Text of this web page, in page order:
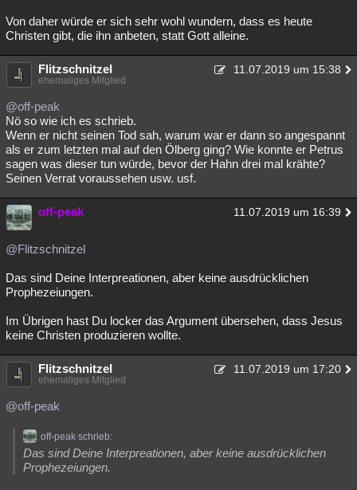
Von daher würde er sich sehr wohl wundern, dass es heute
Christen gibt, die ihn anbeten, statt Gott alleine.
Flitzschnitzel 11.07.2019 um 15:38
ehemaliges Mitglied
@off-peak
Nö so wie ich es schrieb.
Wenn er nicht seinen Tod sah, warum war er dann so angespannt
als er zum letzten mal auf den Ölberg ging? Wie konnte er Petrus
sagen was dieser tun würde, bevor der Hahn drei mal krähte?
Seinen Verrat voraussehen usw. usf.
off-peak 11.07.2019 um 16:39
@Flitzschnitzel
Das sind Deine Interpreationen, aber keine ausdrücklichen
Prophezeiungen.
Im Übrigen hast Du locker das Argument übersehen, dass Jesus
keine Christen produzieren wollte.
Flitzschnitzel 11.07.2019 um 17:20
ehemaliges Mitglied
@off-peak
off-peak schrieb:
Das sind Deine Interpreationen, aber keine ausdrücklichen
Prophezeiungen.